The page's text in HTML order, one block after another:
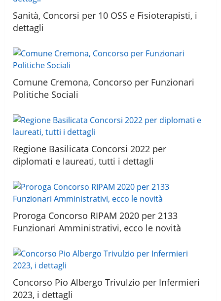
Sanità, Concorsi per 10 OSS e Fisioterapisti, i
dettagli
Comune Cremona, Concorso per Funzionari
Politiche Sociali
Regione Basilicata Concorsi 2022 per
diplomati e laureati, tutti i dettagli
Proroga Concorso RIPAM 2020 per 2133
Funzionari Amministrativi, ecco le novità
Concorso Pio Albergo Trivulzio per Infermieri
2023, i dettagli